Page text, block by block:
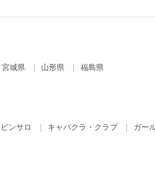
宮城県 山形県 福島県
ピンサロ キャバクラ・クラブ ガー